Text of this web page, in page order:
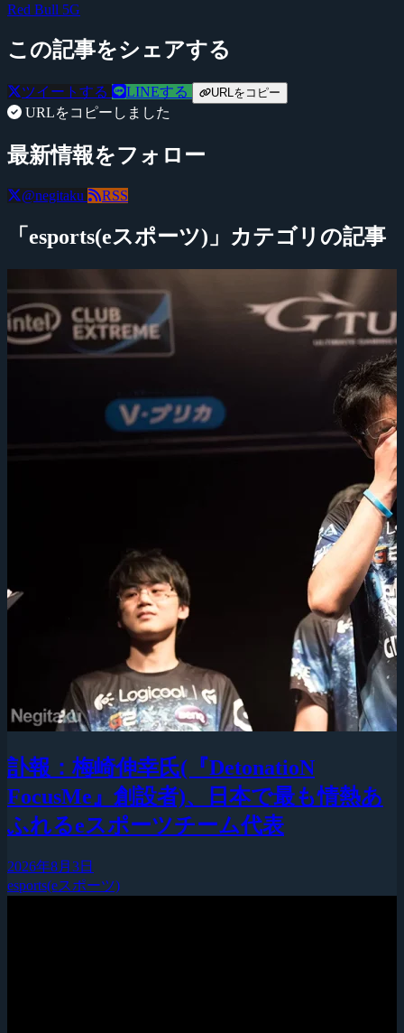
Red Bull 5G
この記事をシェアする
ツイートする LINEする URLをコピー
URLをコピーしました
最新情報をフォロー
@negitaku RSS
「esports(eスポーツ)」カテゴリの記事
訃報：梅崎伸幸氏(『DetonatioN
FocusMe』創設者)、日本で最も情熱あ
ふれるeスポーツチーム代表
2026年8月3日
esports(eスポーツ)